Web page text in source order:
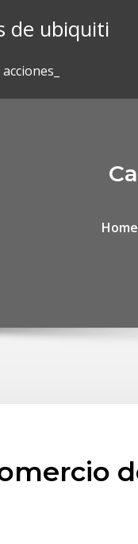
de ubiquiti
Home